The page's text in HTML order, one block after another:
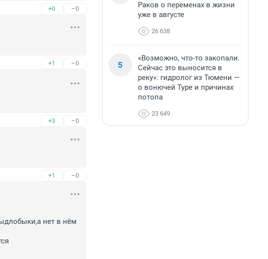
+0 –0
+1 –0
+3 –0
+1 –0
нет в нём
Раков о переменах в жизни
уже в августе
26 638
5
«Возможно, что-то закопали.
Сейчас это выносится в
реку»: гидролог из Тюмени —
о вонючей Туре и причинах
потопа
23 649